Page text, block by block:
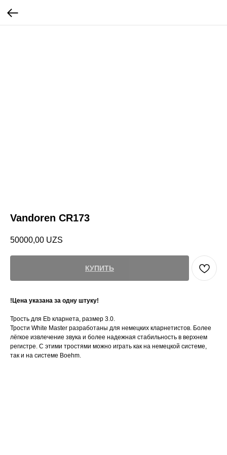
Vandoren CR173
50000,00 UZS
КУПИТЬ
!Цена указана за одну штуку!
Трость для Eb кларнета, размер 3.0.
Трости White Master разработаны для немецких кларнетистов. Более
лёгкое извлечение звука и более надежная стабильность в верхнем
регистре. С этими тростями можно играть как на немецкой системе,
так и на системе Boehm.